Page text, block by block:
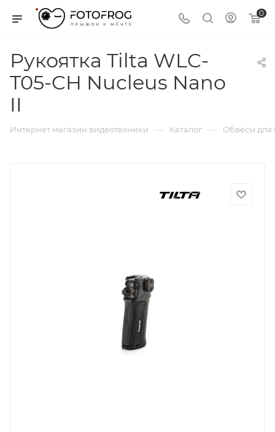
0
Рукоятка Tilta WLC-
T05-CH Nucleus Nano
II
Интернет магазин видеотехники — Каталог — Обвесы для